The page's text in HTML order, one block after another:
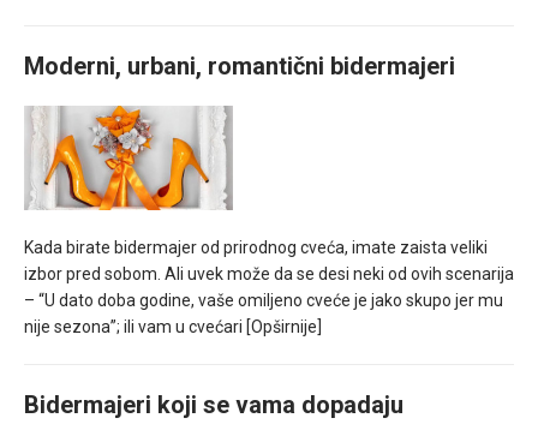
Moderni, urbani, romantični bidermajeri
Kada birate bidermajer od prirodnog cveća, imate zaista veliki
izbor pred sobom. Ali uvek može da se desi neki od ovih scenarija
– “U dato doba godine, vaše omiljeno cveće je jako skupo jer mu
nije sezona”; ili vam u cvećari [Opširnije]
Bidermajeri koji se vama dopadaju